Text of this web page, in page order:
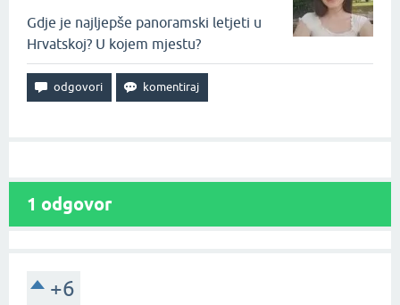
Gdje je najljepše panoramski letjeti u
Hrvatskoj? U kojem mjestu?
1 odgovor
+6